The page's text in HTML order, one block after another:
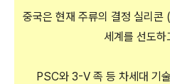
중국은 현재 주류의 결정 실리콘
세계를 선도하
PSC와 3-V 족 등 차세대 기